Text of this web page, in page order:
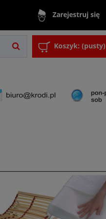
Zarejestruj się
Koszyk: (pusty)